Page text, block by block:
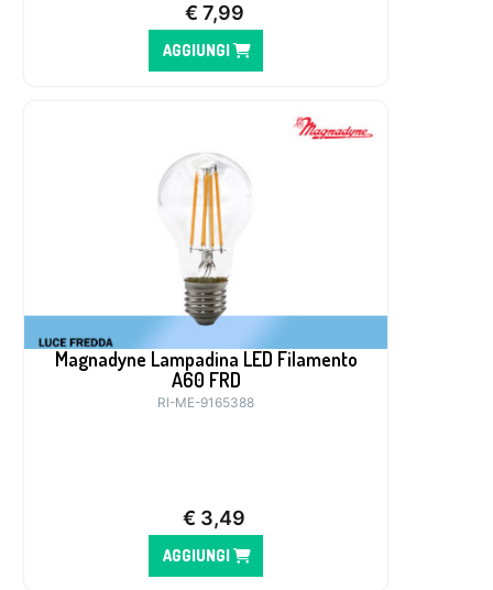
€ 7,99
AGGIUNGI
Magnadyne Lampadina LED Filamento
A60 FRD
RI-ME-9165388
€ 3,49
AGGIUNGI